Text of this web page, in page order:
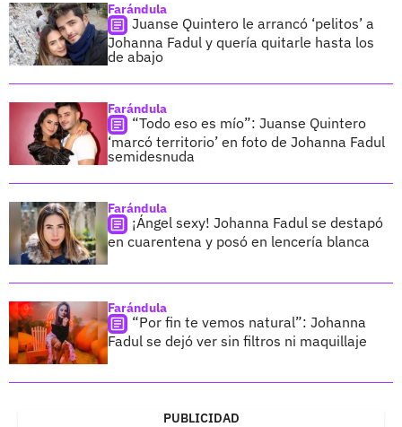
Farándula
Juanse Quintero le arrancó ‘pelitos’ a
Johanna Fadul y quería quitarle hasta los
de abajo
Farándula
“Todo eso es mío”: Juanse Quintero
‘marcó territorio’ en foto de Johanna Fadul
semidesnuda
Farándula
¡Ángel sexy! Johanna Fadul se destapó
en cuarentena y posó en lencería blanca
Farándula
“Por fin te vemos natural”: Johanna
Fadul se dejó ver sin filtros ni maquillaje
PUBLICIDAD